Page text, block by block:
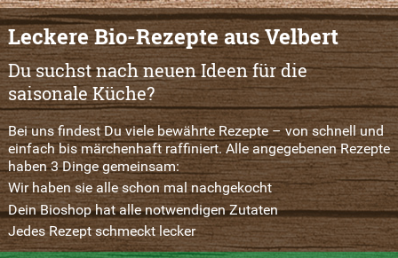
Leckere Bio-Rezepte aus Velbert
Du suchst nach neuen Ideen für die
saisonale Küche?
Bei uns findest Du viele bewährte Rezepte – von schnell und
einfach bis märchenhaft raffiniert. Alle angegebenen Rezepte
haben 3 Dinge gemeinsam:
Wir haben sie alle schon mal nachgekocht
Dein Bioshop hat alle notwendigen Zutaten
Jedes Rezept schmeckt lecker